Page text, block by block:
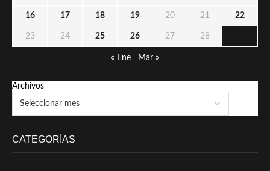
16 17 18 19 20 21 22
23 24 25 26 27 28
« Ene Mar »
Archivos
CATEGORÍAS